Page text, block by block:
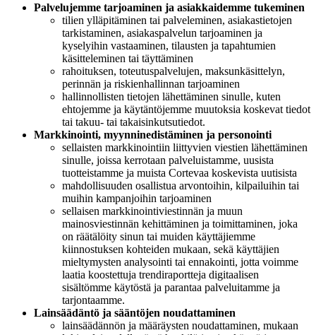
Palvelujemme tarjoaminen ja asiakkaidemme tukeminen
tilien ylläpitäminen tai palveleminen, asiakastietojen
tarkistaminen, asiakaspalvelun tarjoaminen ja
kyselyihin vastaaminen, tilausten ja tapahtumien
käsitteleminen tai täyttäminen
rahoituksen, toteutuspalvelujen, maksunkäsittelyn,
perinnän ja riskienhallinnan tarjoaminen
hallinnollisten tietojen lähettäminen sinulle, kuten
ehtojemme ja käytäntöjemme muutoksia koskevat tiedot
tai takuu- tai takaisinkutsutiedot.
Markkinointi, myynninedistäminen ja personointi
sellaisten markkinointiin liittyvien viestien lähettäminen
sinulle, joissa kerrotaan palveluistamme, uusista
tuotteistamme ja muista Cortevaa koskevista uutisista
mahdollisuuden osallistua arvontoihin, kilpailuihin tai
muihin kampanjoihin tarjoaminen
sellaisen markkinointiviestinnän ja muun
mainosviestinnän kehittäminen ja toimittaminen, joka
on räätälöity sinun tai muiden käyttäjiemme
kiinnostuksen kohteiden mukaan, sekä käyttäjien
mieltymysten analysointi tai ennakointi, jotta voimme
laatia koostettuja trendiraportteja digitaalisen
sisältömme käytöstä ja parantaa palveluitamme ja
tarjontaamme.
Lainsäädäntö ja sääntöjen noudattaminen
lainsäädännön ja määräysten noudattaminen, mukaan